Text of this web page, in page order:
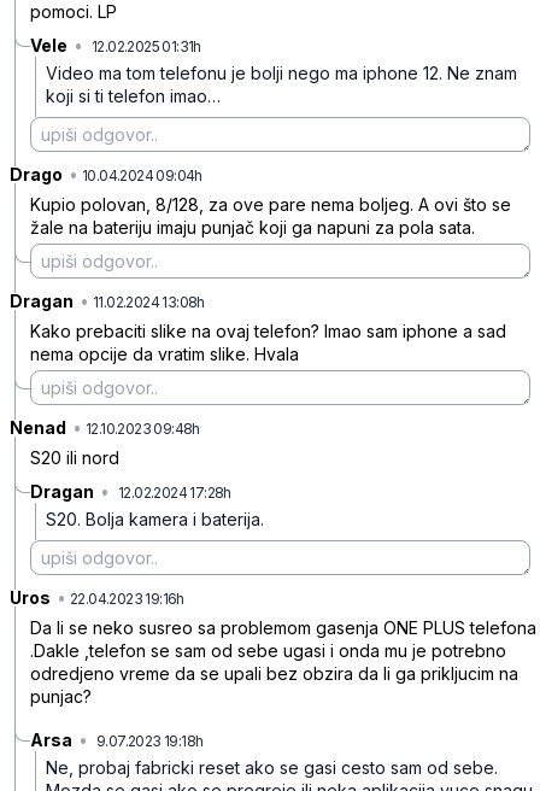
pomoci. LP
Vele • 12.02.2025 01:31h
Video ma tom telefonu je bolji nego ma iphone 12. Ne znam
koji si ti telefon imao…
Drago • 10.04.2024 09:04h
Kupio polovan, 8/128, za ove pare nema boljeg. A ovi što se
žale na bateriju imaju punjač koji ga napuni za pola sata.
Dragan • 11.02.2024 13:08h
Kako prebaciti slike na ovaj telefon? Imao sam iphone a sad
nema opcije da vratim slike. Hvala
Nenad • 12.10.2023 09:48h
S20 ili nord
Dragan • 12.02.2024 17:28h
S20. Bolja kamera i baterija.
Uros • 22.04.2023 19:16h
Da li se neko susreo sa problemom gasenja ONE PLUS telefona
.Dakle ,telefon se sam od sebe ugasi i onda mu je potrebno
odredjeno vreme da se upali bez obzira da li ga prikljucim na
punjac?
Arsa • 9.07.2023 19:18h
Ne, probaj fabricki reset ako se gasi cesto sam od sebe.